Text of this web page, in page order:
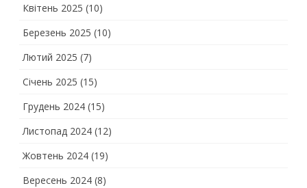
Квітень 2025 (10)
Березень 2025 (10)
Лютий 2025 (7)
Січень 2025 (15)
Грудень 2024 (15)
Листопад 2024 (12)
Жовтень 2024 (19)
Вересень 2024 (8)